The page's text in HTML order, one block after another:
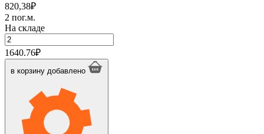
820,38₽
2 пог.м.
На складе
Количество
товара
Трубка
Термафлекс
1640.76₽
в корзину добавлено